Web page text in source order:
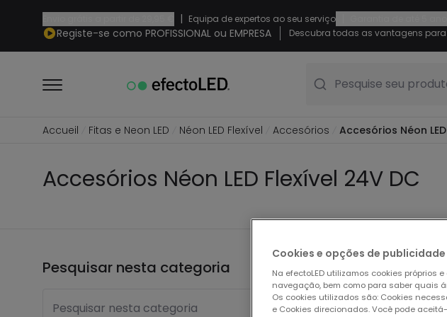
| Equipa de expertos ao seu serviço
Registe-se como PROFISSIONAL ou EMPRESA Descubra todas as vantagens para
Pesquise seu
Accueil Fitas e Neon LED Néon LED Flexível Accesórios Accesórios Néon
Accesórios Néon LED Flexível 24V DC
Pesquisar nesta categoria
Pesquisar nesta categoria
5 produtos
Cookies e opções de publicidade
Na efectoLED utilizamos cookies próprios
navegação, bem como para saber quais
Os cookies utilizados são: Cookies
e Cookies direcionados. Você pode